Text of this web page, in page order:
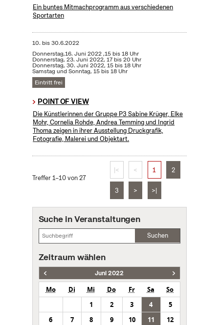
Ein buntes Mitmachprogramm aus verschiedenen
Sportarten
10. bis30.6.2022
Donnerstag,16. Juni 2022 ,15 bis 18 Uhr
Donnerstag, 23. Juni 2022, 17 bis 20 Uhr
Donnerstag, 30. Juni 2022, 15 bis 18 Uhr
Samstag und Sonntag, 15 bis 18 Uhr
Eintritt frei
POINT OF VIEW
Die Künstlerinnen der Gruppe P3 Sabine Krüger, Elke
Mohr, Cornelia Rohde, Andrea Temming und Ingrid
Thoma zeigen in ihrer Ausstellung Druckgrafik,
Fotografie, Malerei und Objektart.
Treffer 1–10 von 27
|< < 1 2
3 > >|
Suche in Veranstaltungen
Suchen
Zeitraum wählen
Juni 2022
Mo Di Mi Do Fr Sa
So
1
2 3 4
5
6
7 8 9 10 11
12